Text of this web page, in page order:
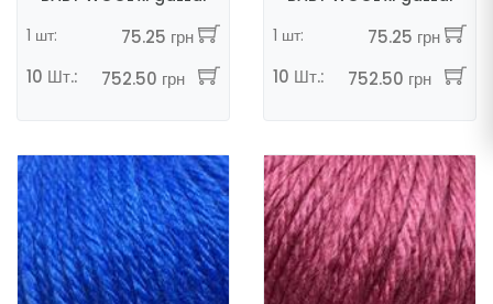
1 шт:
75.25 грн
10 Шт.:
752.50 грн
1 шт:
75.25 грн
10 Шт.:
752.50 грн